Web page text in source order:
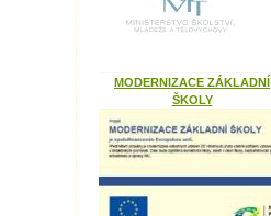
MODERNIZACE ZÁKLADNÍ
ŠKOLY